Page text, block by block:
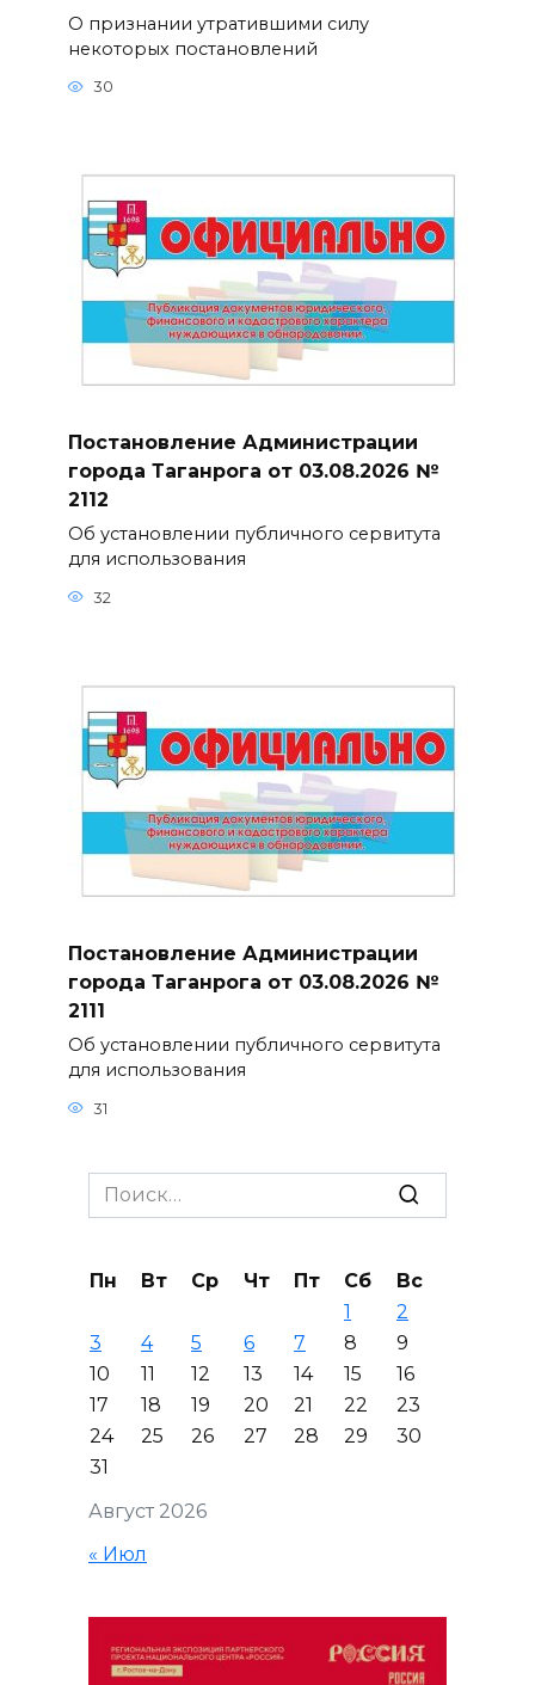
О признании утратившими силу
некоторых постановлений
30
Постановление Администрации
города Таганрога от 03.08.2026 №
2112
Об установлении публичного сервитута
для использования
32
Постановление Администрации
города Таганрога от 03.08.2026 №
2111
Об установлении публичного сервитута
для использования
31
Search
for:
Август 2026
Пн Вт Ср Чт Пт Сб
Вс
1
2
3
4 5 6 7 8
9
10
11 12 13 14 15
16
17
18 19 20 21 22
23
24
25 26 27 28 29
30
31
« Июл